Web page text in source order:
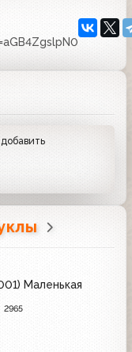
добавить
Маленькая
2965